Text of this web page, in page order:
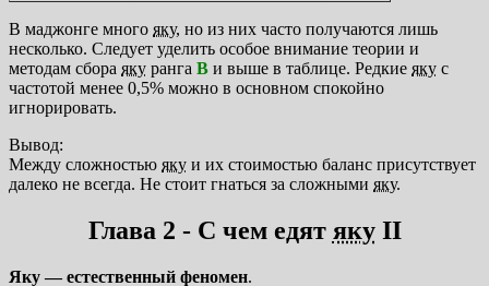
В маджонге много яку, но из них часто получаются лишь
несколько. Следует уделить особое внимание теории и
методам сбора яку ранга B и выше в таблице. Редкие яку с
частотой менее 0,5% можно в основном спокойно
игнорировать.
Вывод:
Между сложностью яку и их стоимостью баланс присутствует
далеко не всегда. Не стоит гнаться за сложными яку.
Глава 2 - С чем едят якуII
Яку — естественный феномен.